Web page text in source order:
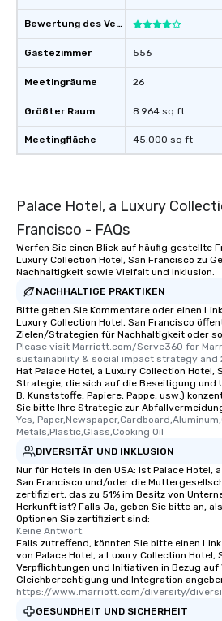
Bewertung des Veranstaltungsortes
Gästezimmer
Meetingräume
Größter Raum
Meetingfläche
556
26
8.964 sq ft
45.000 sq ft
Palace Hotel, a Luxury
Francisco - FAQs
Werfen Sie einen Blick auf häufig gestellte
Luxury Collection Hotel, San Francisco zu
Nachhaltigkeit sowie Vielfalt und Inklusion.
NACHHALTIGE PRAKTIKEN
Bitte geben Sie Kommentare oder einen
Luxury Collection Hotel, San Francisco
Zielen/Strategien für Nachhaltigkeit oder
Please visit Marriott.com/Serve360 for
sustainability & social impact strategy and
Hat Palace Hotel, a Luxury Collection Hotel,
Strategie, die sich auf die Beseitigung und
B. Kunststoffe, Papiere, Pappe, usw.)
Sie bitte Ihre Strategie zur
Yes,
Metals,Plastic,Glass,Cooking Oil
DIVERSITÄT UND INKLUSION
Nur für Hotels in den USA: Ist Palace Hotel,
San Francisco und/oder die
zertifiziert, das zu 51% im Besitz von
Herkunft ist? Falls Ja, geben Sie bitte an,
Optionen Sie zertifiziert sind:
Keine Antwort.
Falls zutreffend, könnten Sie bitte einen
von Palace Hotel, a Luxury Collection Hotel,
Verpflichtungen und Initiativen in Bezug auf
Gleichberechtigung und Integration
https://www.marriott.com/diversity/
GESUNDHEIT UND SICHERHEIT